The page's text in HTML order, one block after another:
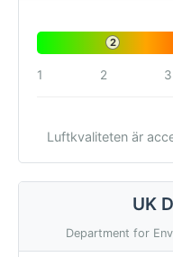
2
1 2 3
Luftkvaliteten är
UK
Department for